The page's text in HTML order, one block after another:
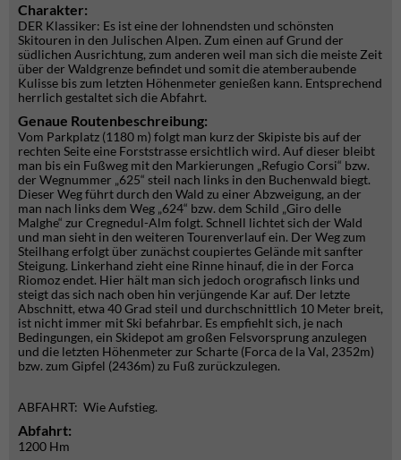
Charakter:
DER Klassiker: Es ist eine der lohnendsten und schönsten
Skitouren in den Julischen Alpen. Zum einen auf Grund der
südlichen Ausrichtung, zum anderen weil man sich die meiste Zeit
über der Waldgrenze befindet und somit die atemberaubende
Kulisse bis zum letzten Höhenmeter genießen kann. Entsprechend
herrlich gestaltet sich die Abfahrt.
Genaue Routenbeschreibung:
Vom Parkplatz (1180 m) folgt man kurz der Skipiste bis auf der
rechten Seite eine Forststrasse ersichtlich wird. Auf dieser bleibt
man bis ein Fußweg mit den Markierungen „Refugio Corsi“ bzw.
der Wegnummer „625“ steil nach links in den Buchenwald biegt.
Dieser Weg führt durch den Wald zu einer Abzweigung, an der
man nach links dem Weg „624“ bzw. dem Schild „Giro delle
Malghe“ zur Cregnedul-Alm folgt. Schnell lichtet sich der Wald
und man sieht in den weiteren Tourenverlauf ein. Der Weg zum
Steilhang erfolgt über zunächst coupiertes Gelände mit sanfter
Steigung. Linkerhand zieht eine Rinne hinauf, die in der Forca
Riomoz endet. Hier hält man sich jedoch orografisch links und
steigt das sich nach oben hin verjüngende Kar auf. Der letzte
Abschnitt, etwa 40 Grad steil und durchschnittlich 10 Meter breit,
ist nicht immer mit Ski befahrbar. Es empfiehlt sich, je nach
Bedingungen, ein Skidepot am großen Felsvorsprung anzulegen
und die letzten Höhenmeter zur Scharte (Forca de la Val, 2352m)
bzw. zum Gipfel (2436m) zu Fuß zurückzulegen.
ABFAHRT: Wie Aufstieg.
Abfahrt:
1200 Hm